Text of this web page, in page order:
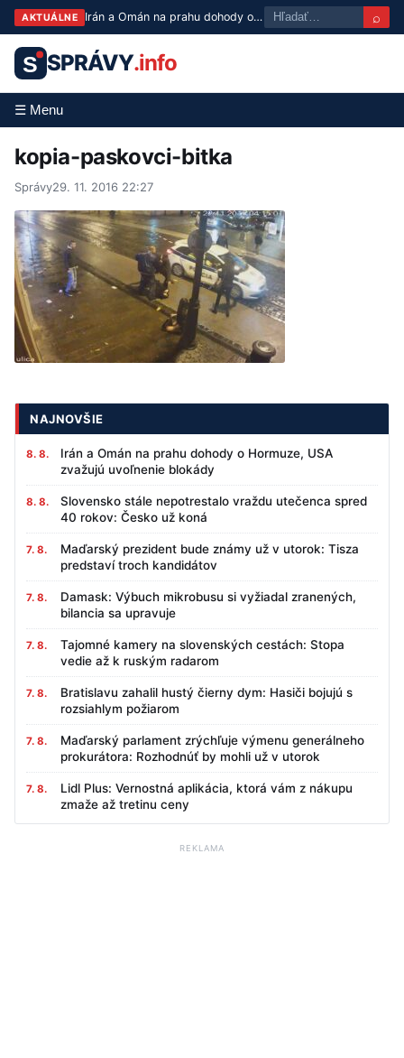
AKTUÁLNE Irán a Omán na prahu dohody o Hormuze, USA zvažujú uvoľnenie blokády ⌕
S SPRÁVY.info
☰ Menu
kopia-paskovci-bitka
Správy29. 11. 2016 22:27
NAJNOVŠIE
8. 8.
Irán a Omán na prahu dohody o Hormuze, USA
zvažujú uvoľnenie blokády
8. 8.
Slovensko stále nepotrestalo vraždu utečenca spred
40 rokov: Česko už koná
7. 8.
Maďarský prezident bude známy už v utorok: Tisza
predstaví troch kandidátov
7. 8.
Damask: Výbuch mikrobusu si vyžiadal zranených,
bilancia sa upravuje
7. 8.
Tajomné kamery na slovenských cestách: Stopa
vedie až k ruským radarom
7. 8.
Bratislavu zahalil hustý čierny dym: Hasiči bojujú s
rozsiahlym požiarom
7. 8.
Maďarský parlament zrýchľuje výmenu generálneho
prokurátora: Rozhodnúť by mohli už v utorok
7. 8.
Lidl Plus: Vernostná aplikácia, ktorá vám z nákupu
zmaže až tretinu ceny
REKLAMA